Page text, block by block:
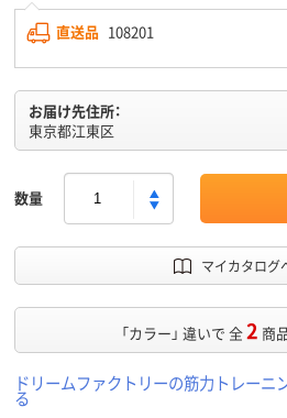
直送品 108201
お届け先住所：
東京都江東区
数量
マイカタログ
「カラー」 違いで 全2 商
ドリームファクトリーの筋力トレー
る